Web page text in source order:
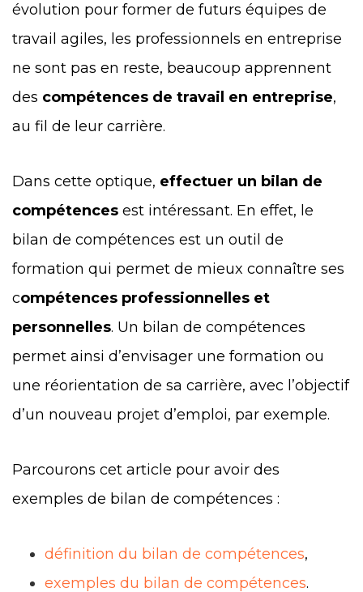
évolution pour former de futurs équipes de
travail agiles, les professionnels en entreprise
ne sont pas en reste, beaucoup apprennent
des compétences de travail en entreprise,
au fil de leur carrière.
Dans cette optique, effectuer un bilan de
compétences est intéressant. En effet, le
bilan de compétences est un outil de
formation qui permet de mieux connaître ses
compétences professionnelles et
personnelles. Un bilan de compétences
permet ainsi d’envisager une formation ou
une réorientation de sa carrière, avec l’objectif
d’un nouveau projet d’emploi, par exemple.
Parcourons cet article pour avoir des
exemples de bilan de compétences :
définition du bilan de compétences,
exemples du bilan de compétences.